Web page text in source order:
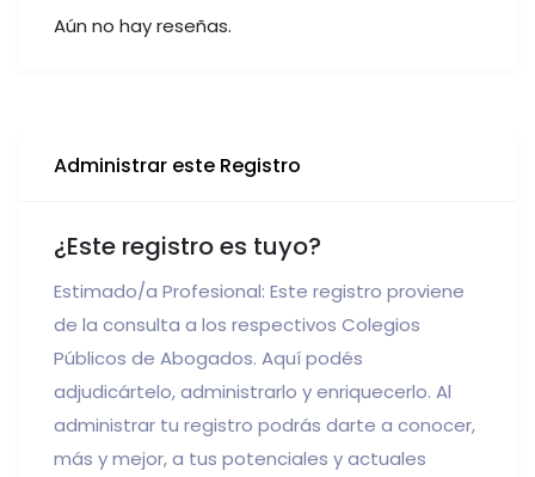
Aún no hay reseñas.
Administrar este Registro
¿Este registro es tuyo?
Estimado/a Profesional: Este registro proviene
de la consulta a los respectivos Colegios
Públicos de Abogados. Aquí podés
adjudicártelo, administrarlo y enriquecerlo. Al
administrar tu registro podrás darte a conocer,
más y mejor, a tus potenciales y actuales